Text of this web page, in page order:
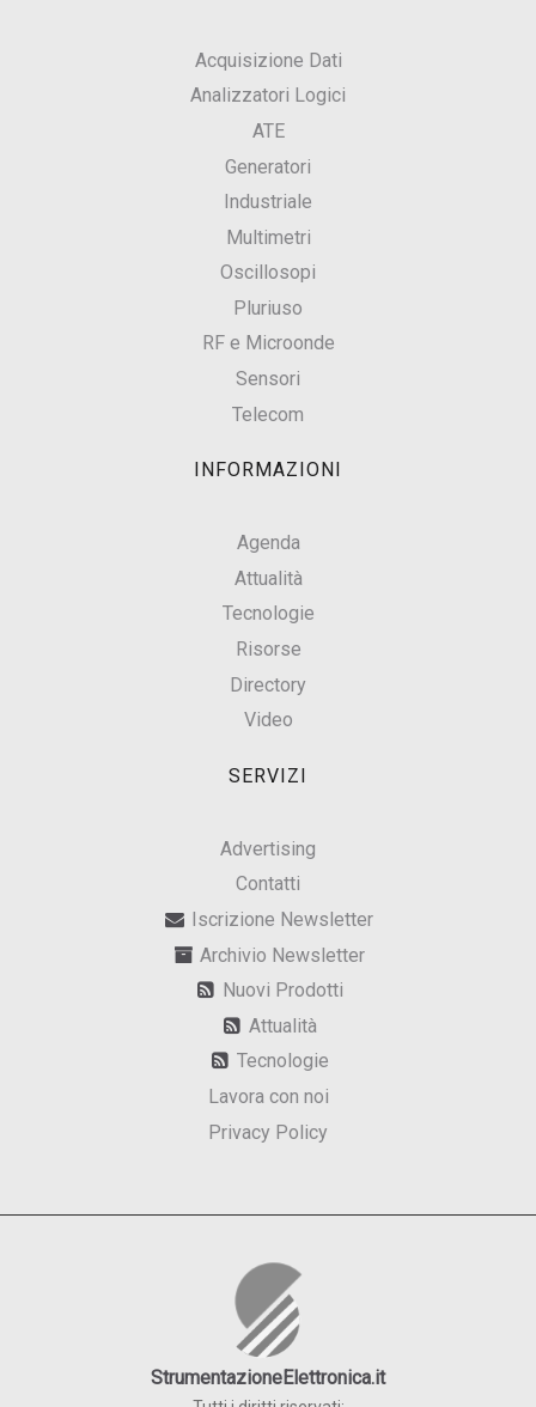
Acquisizione Dati
Analizzatori Logici
ATE
Generatori
Industriale
Multimetri
Oscillosopi
Pluriuso
RF e Microonde
Sensori
Telecom
INFORMAZIONI
Agenda
Attualità
Tecnologie
Risorse
Directory
Video
SERVIZI
Advertising
Contatti
Iscrizione Newsletter
Archivio Newsletter
Nuovi Prodotti
Attualità
Tecnologie
Lavora con noi
Privacy Policy
StrumentazioneElettronica.it